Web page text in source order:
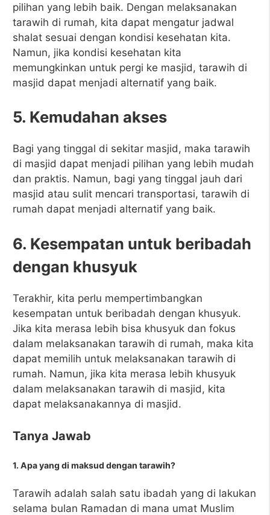
pilihan yang lebih baik. Dengan melaksanakan
tarawih di rumah, kita dapat mengatur jadwal
shalat sesuai dengan kondisi kesehatan kita.
Namun, jika kondisi kesehatan kita
memungkinkan untuk pergi ke masjid, tarawih di
masjid dapat menjadi alternatif yang baik.
5. Kemudahan akses
Bagi yang tinggal di sekitar masjid, maka tarawih
di masjid dapat menjadi pilihan yang lebih mudah
dan praktis. Namun, bagi yang tinggal jauh dari
masjid atau sulit mencari transportasi, tarawih di
rumah dapat menjadi alternatif yang baik.
6. Kesempatan untuk beribadah
dengan khusyuk
Terakhir, kita perlu mempertimbangkan
kesempatan untuk beribadah dengan khusyuk.
Jika kita merasa lebih bisa khusyuk dan fokus
dalam melaksanakan tarawih di rumah, maka kita
dapat memilih untuk melaksanakan tarawih di
rumah. Namun, jika kita merasa lebih khusyuk
dalam melaksanakan tarawih di masjid, kita
dapat melaksanakannya di masjid.
Tanya Jawab
1. Apa yang di maksud dengan tarawih?
Tarawih adalah salah satu ibadah yang di lakukan
selama bulan Ramadan di mana umat Muslim